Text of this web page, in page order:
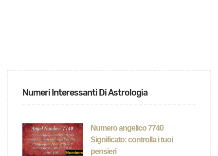
Numeri Interessanti Di Astrologia
Numero angelico 7740
Significato: controlla i tuoi
pensieri